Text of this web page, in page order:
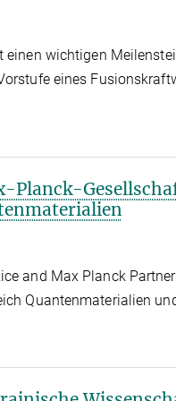
einen wichtigen
eines
Planck-
and Max Planck
Quantenmaterialien